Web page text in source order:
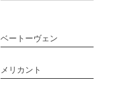
ベートーヴェン
メリカント